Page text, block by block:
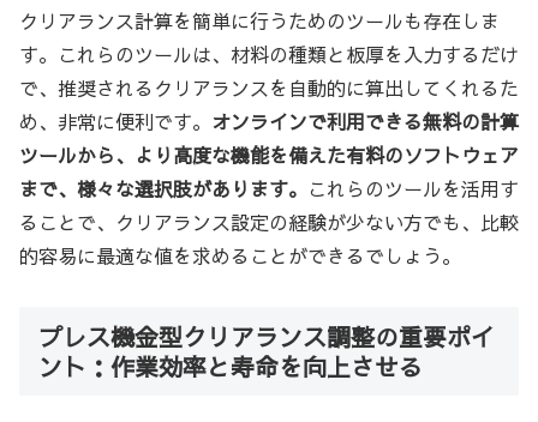
クリアランス計算を簡単に行うためのツールも存在しま
す。これらのツールは、材料の種類と板厚を入力するだけ
で、推奨されるクリアランスを自動的に算出してくれるた
め、非常に便利です。 オンラインで利用できる無料の計算
ツールから、より高度な機能を備えた有料のソフトウェア
まで、様々な選択肢があります。 これらのツールを活用す
ることで、クリアランス設定の経験が少ない方でも、比較
的容易に最適な値を求めることができるでしょう。
プレス機金型クリアランス調整の重要ポイ
ント：作業効率と寿命を向上させる